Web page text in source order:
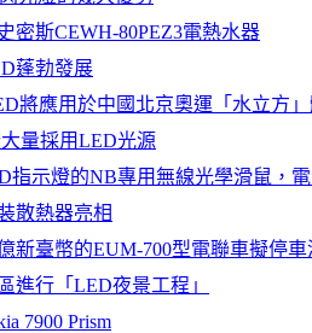
密斯CEWH-80PEZ3電熱水器
蓬勃發展
將應用於中國北京奧運「水立方
量採用LED光源
指示燈的NB專用無線光學滑鼠，
散熱器亮相
新臺幣的EUM-700型電聯車擬停車
進行「LED夜景工程」
7900 Prism